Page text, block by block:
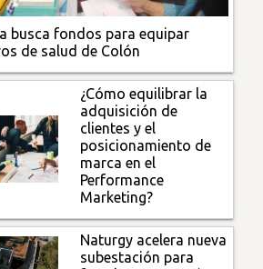
busca fondos para equipar
de salud de Colón
¿Cómo equilibrar la
adquisición de
clientes y el
posicionamiento de
marca en el
Performance
Marketing?
Naturgy acelera nueva
subestación para